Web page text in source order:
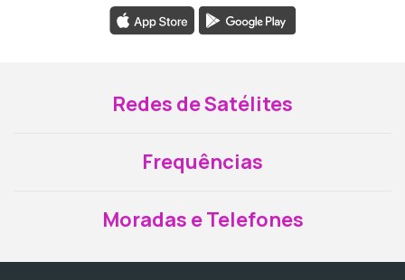
Redes de Satélites
Frequências
Moradas e Telefones